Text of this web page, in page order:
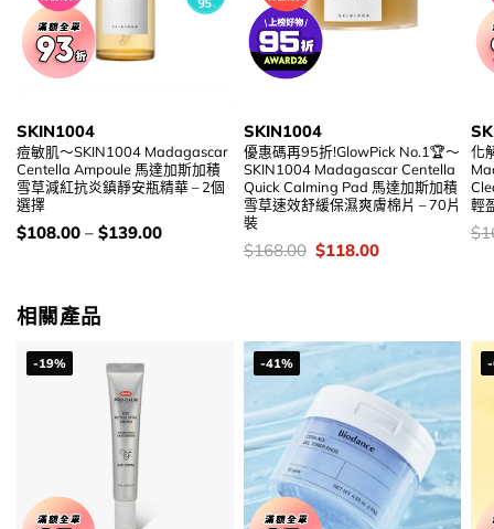
SKIN1004
痘敏肌～SKIN1004 Madagascar
Centella Ampoule 馬達加斯加積
雪草減紅抗炎鎮靜安瓶精華 – 2個
選擇
價
$108.00– $139.00
SKIN1004
優惠碼再95折!GlowPick No.1🏆～
SKIN1004 Madagascar Centella
Quick Calming Pad 馬達加斯加積
雪草速效舒緩保濕爽膚棉片 – 70片
裝
價
$168.00 Original
$118.00Current
化
輕
價
$
相關產品
-19% -41%